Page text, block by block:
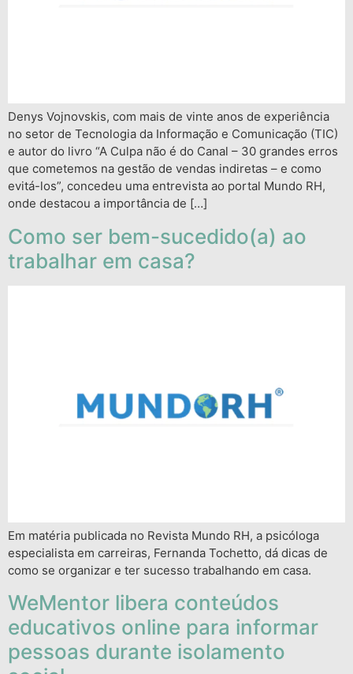
Denys Vojnovskis, com mais de vinte anos de experiência
no setor de Tecnologia da Informação e Comunicação (TIC)
e autor do livro “A Culpa não é do Canal – 30 grandes erros
que cometemos na gestão de vendas indiretas – e como
evitá-los”, concedeu uma entrevista ao portal Mundo RH,
onde destacou a importância de […]
Como ser bem-sucedido(a) ao
trabalhar em casa?
Em matéria publicada no Revista Mundo RH, a psicóloga
especialista em carreiras, Fernanda Tochetto, dá dicas de
como se organizar e ter sucesso trabalhando em casa.
WeMentor libera conteúdos
educativos online para informar
pessoas durante isolamento